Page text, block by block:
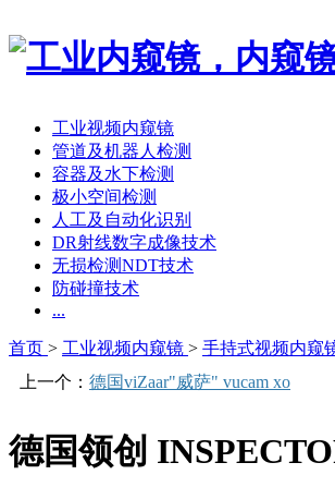
工业视频内窥镜
管道及机器人检测
容器及水下检测
极小空间检测
人工及自动化识别
DR射线数字成像技术
无损检测NDT技术
防碰撞技术
...
首页 > 工业视频内窥镜 > 手持式视频内窥
上一个： 德国viZaar"威萨" vucam xo
德国领创